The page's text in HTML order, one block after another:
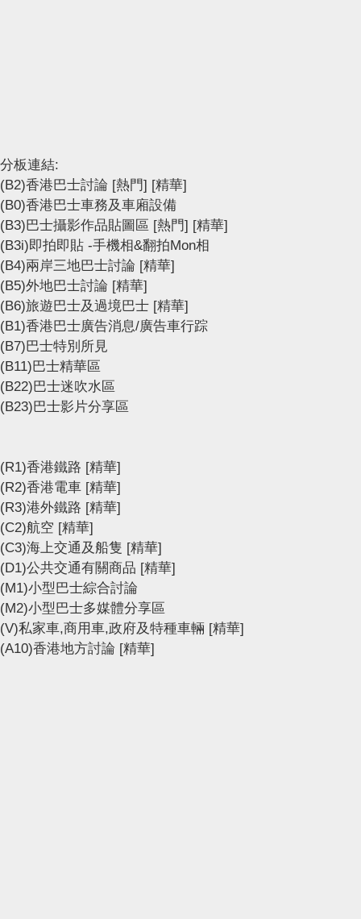
分板連結:
(B2)香港巴士討論 [熱門] [精華]
(B0)香港巴士車務及車廂設備
(B3)巴士攝影作品貼圖區 [熱門] [精華]
(B3i)即拍即貼 -手機相&翻拍Mon相
(B4)兩岸三地巴士討論 [精華]
(B5)外地巴士討論 [精華]
(B6)旅遊巴士及過境巴士 [精華]
(B1)香港巴士廣告消息/廣告車行踪
(B7)巴士特別所見
(B11)巴士精華區
(B22)巴士迷吹水區
(B23)巴士影片分享區
(R1)香港鐵路 [精華]
(R2)香港電車 [精華]
(R3)港外鐵路 [精華]
(C2)航空 [精華]
(C3)海上交通及船隻 [精華]
(D1)公共交通有關商品 [精華]
(M1)小型巴士綜合討論
(M2)小型巴士多媒體分享區
(V)私家車,商用車,政府及特種車輛 [精華]
(A10)香港地方討論 [精華]